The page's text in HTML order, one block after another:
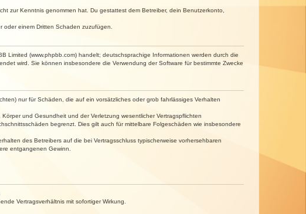
zur Kenntnis genommen hat. Du gestattest dem Betreiber, dein Benutzerkonto,
einem Dritten Schaden zuzufügen.
Limited (www.phpbb.com) handelt; deutschsprachige Informationen werden durch die
wird. Sie können insbesondere die Verwendung der Software für bestimmte Zwecke
nur für Schäden, die auf ein vorsätzliches oder grob fahrlässiges Verhalten
und Gesundheit und der Verletzung wesentlicher Vertragspflichten
begrenzt. Dies gilt auch für mittelbare Folgeschäden wie insbesondere
des Betreibers auf die bei Vertragsschluss typischerweise vorhersehbaren
entgangenen Gewinn.
Vertragsverhältnis mit sofortiger Wirkung.